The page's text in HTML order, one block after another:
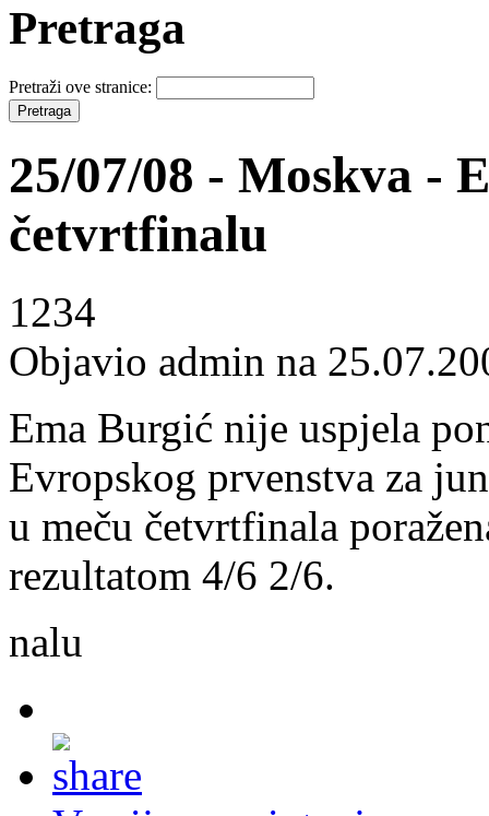
Pretraga
Pretraži ove stranice:
25/07/08 - Moskva -
četvrtfinalu
1234
Objavio admin na
Ema Burgić nije uspjela
Evropskog prvenstva za
u meču četvrtfinala
rezultatom 4/6 2/6.
nalu